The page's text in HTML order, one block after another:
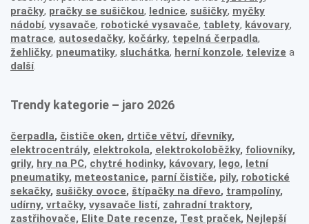
pračky, pračky se sušičkou, lednice, sušičky, myčky
nádobí, vysavače, robotické vysavače, tablety, kávovary,
matrace, autosedačky, kočárky, tepelná čerpadla,
žehličky, pneumatiky, sluchátka, herní konzole, televize a
další.
Trendy kategorie – jaro 2026
čerpadla, čističe oken, drtiče větví, dřevníky,
elektrocentrály, elektrokola, elektrokoloběžky, foliovníky,
grily, hry na PC, chytré hodinky, kávovary, lego, letní
pneumatiky, meteostanice, parní čističe, pily, robotické
sekačky, sušičky ovoce, štípačky na dřevo, trampolíny,
udírny, vrtačky, vysavače listí, zahradní traktory,
zastřihovače, Elite Date recenze, Test praček, Nejlepší